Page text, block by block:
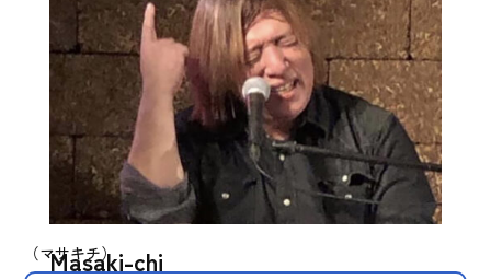
Masaki-chi
（マサキチ）